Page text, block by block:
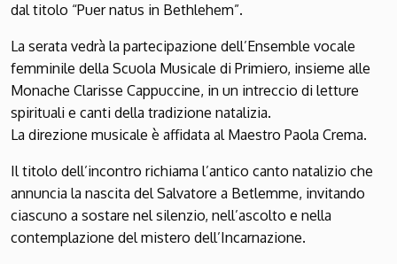
dal titolo “Puer natus in Bethlehem”.
La serata vedrà la partecipazione dell’Ensemble vocale
femminile della Scuola Musicale di Primiero, insieme alle
Monache Clarisse Cappuccine, in un intreccio di letture
spirituali e canti della tradizione natalizia.
La direzione musicale è affidata al Maestro Paola Crema.
Il titolo dell’incontro richiama l’antico canto natalizio che
annuncia la nascita del Salvatore a Betlemme, invitando
ciascuno a sostare nel silenzio, nell’ascolto e nella
contemplazione del mistero dell’Incarnazione.